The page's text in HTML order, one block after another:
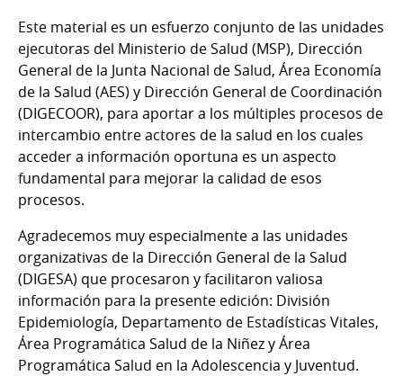
Este material es un esfuerzo conjunto de las unidades
ejecutoras del Ministerio de Salud (MSP), Dirección
General de la Junta Nacional de Salud, Área Economía
de la Salud (AES) y Dirección General de Coordinación
(DIGECOOR), para aportar a los múltiples procesos de
intercambio entre actores de la salud en los cuales
acceder a información oportuna es un aspecto
fundamental para mejorar la calidad de esos
procesos.
Agradecemos muy especialmente a las unidades
organizativas de la Dirección General de la Salud
(DIGESA) que procesaron y facilitaron valiosa
información para la presente edición: División
Epidemiología, Departamento de Estadísticas Vitales,
Área Programática Salud de la Niñez y Área
Programática Salud en la Adolescencia y Juventud.